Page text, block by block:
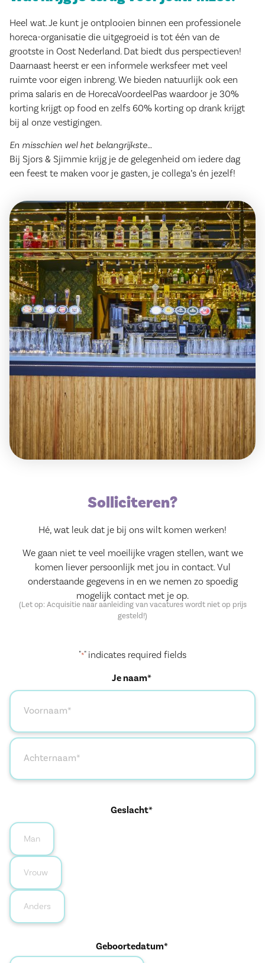
Heel wat. Je kunt je ontplooien binnen een professionele
horeca-organisatie die uitgegroeid is tot één van de
grootste in Oost Nederland. Dat biedt dus perspectieven!
Daarnaast heerst er een informele werksfeer met veel
ruimte voor eigen inbreng. We bieden natuurlijk ook een
prima salaris en de HorecaVoordeelPas waardoor je 30%
korting krijgt op food en zelfs 60% korting op drank krijgt
bij al onze vestigingen.
En misschien wel het belangrijkste…
Bij Sjors & Sjimmie krijg je de gelegenheid om iedere dag
een feest te maken voor je gasten, je collega’s én jezelf!
Solliciteren?
Hé, wat leuk dat je bij ons wilt komen werken!
We gaan niet te veel moeilijke vragen stellen, want we
komen liever persoonlijk met jou in contact. Vul
onderstaande gegevens in en we nemen zo spoedig
mogelijk contact met je op.
(Let op: Acquisitie naar aanleiding van vacatures wordt niet op prijs
gesteld!)
"*" indicates required fields
Je naam*
Geslacht*
Man
Vrouw
Anders
Geboortedatum*